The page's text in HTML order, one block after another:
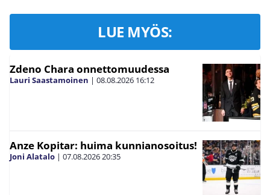
LUE MYÖS:
Zdeno Chara onnettomuudessa
Lauri Saastamoinen | 08.08.2026 16:12
Anze Kopitar: huima kunnianosoitus!
Joni Alatalo | 07.08.2026 20:35